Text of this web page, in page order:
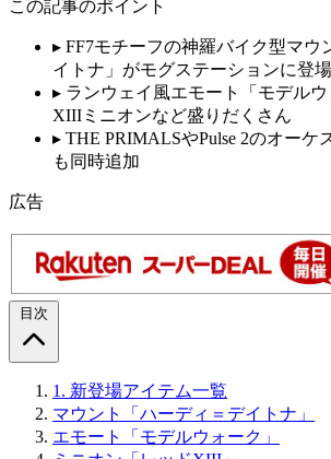
この記事のポイント
▸ FF7モチーフの神羅バイク型マウ
イトナ」がモグステーションに登場
▸ ランウェイ風エモート「モデル
XIIIミニオンなど盛りだくさん
▸ THE PRIMALSやPulse 2のオーケ
も同時追加
広告
目次
1. 新登場アイテム一覧
マウント「ハーディ＝デイトナ」
エモート「モデルウォーク」